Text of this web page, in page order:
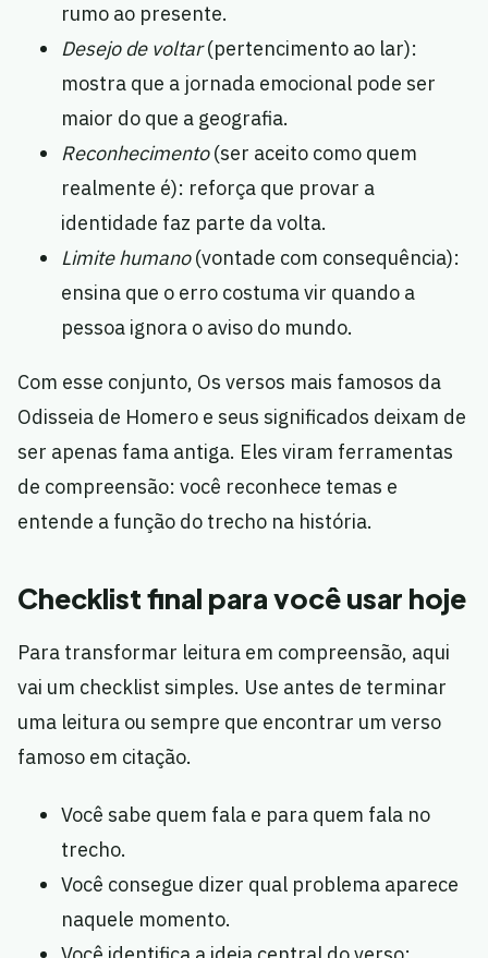
rumo ao presente.
Desejo de voltar(pertencimento ao lar):
mostra que a jornada emocional pode ser
maior do que a geografia.
Reconhecimento(ser aceito como quem
realmente é): reforça que provar a
identidade faz parte da volta.
Limite humano(vontade com consequência):
ensina que o erro costuma vir quando a
pessoa ignora o aviso do mundo.
Com esse conjunto, Os versos mais famosos da
Odisseia de Homero e seus significados deixam de
ser apenas fama antiga. Eles viram ferramentas
de compreensão: você reconhece temas e
entende a função do trecho na história.
Checklist final para você usar hoje
Para transformar leitura em compreensão, aqui
vai um checklist simples. Use antes de terminar
uma leitura ou sempre que encontrar um verso
famoso em citação.
Você sabe quem fala e para quem fala no
trecho.
Você consegue dizer qual problema aparece
naquele momento.